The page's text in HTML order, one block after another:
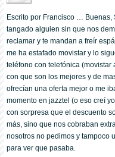
Escrito por Francisco …
tangado alguien sin que nos
reclamar y te mandan a freí­r
me ha estafado movistar y lo
teléfono con telefónica (movistar
con que son los mejores y de
ofrecí­an una oferta mejor o me
momento en jazztel (o eso creí­
con sorpresa que el descuento
más, sino que nos cobraban
nosotros no pedimos y tampoco
para ver que pasaba.